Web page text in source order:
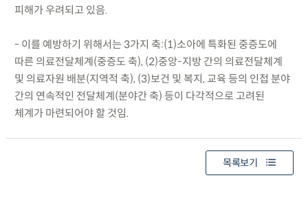
피해가 우려되고 있음.
- 이를 예방하기 위해서는 3가지 축:(1)소아에 특화된 중증도에
따른 의료전달체계(중증도 축), (2)중앙-지방 간의 의료전달체계
및 의료자원 배분(지역적 축), (3)보건 및 복지, 교육 등의 인접 분야
간의 연속적인 전달체계(분야간 축) 등이 다각적으로 고려된
체계가 마련되어야 할 것임.
목록보기